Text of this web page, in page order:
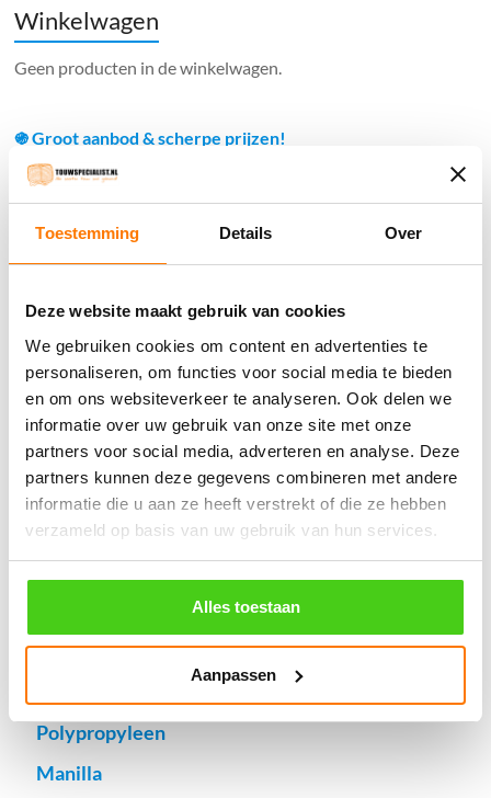
Toestemming Details Over
Deze website maakt gebruik van cookies
We gebruiken cookies om content en advertenties te
personaliseren, om functies voor social media te bieden
en om ons websiteverkeer te analyseren. Ook delen we
informatie over uw gebruik van onze site met onze
partners voor social media, adverteren en analyse. Deze
partners kunnen deze gegevens combineren met andere
informatie die u aan ze heeft verstrekt of die ze hebben
verzameld op basis van uw gebruik van hun services.
Alles toestaan
Aanpassen
Winkelwagen
Geen producten in de winkelwagen.
֍ Groot aanbod & scherpe prijzen!
֍ Deskundig advies en gratis proefstukjes.
Verzendkosten €5,45, boven €70,- gratis verstuurd
(* gewicht onder 32kg). Binnen 24 uur verstuurd.
Aantal meters worden geleverd aan een stuk.
Specifieke wensen (meerdere lengten) kunt u aangeven bij het
invulveld "Bestelnotities (optioneel)".
© 2009 - 2026 | Touwspecialist.nl
It Fjild 4 - 8621 EA Heeg - Friesland
Tel. +31(0) 629353302 -
info@touwspecialist.nl
touw
Polypropyleen
Manilla